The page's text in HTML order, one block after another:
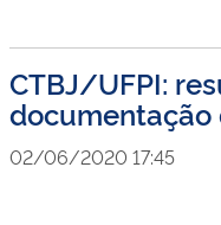
CTBJ/UFPI:
02/06/2020 17:45